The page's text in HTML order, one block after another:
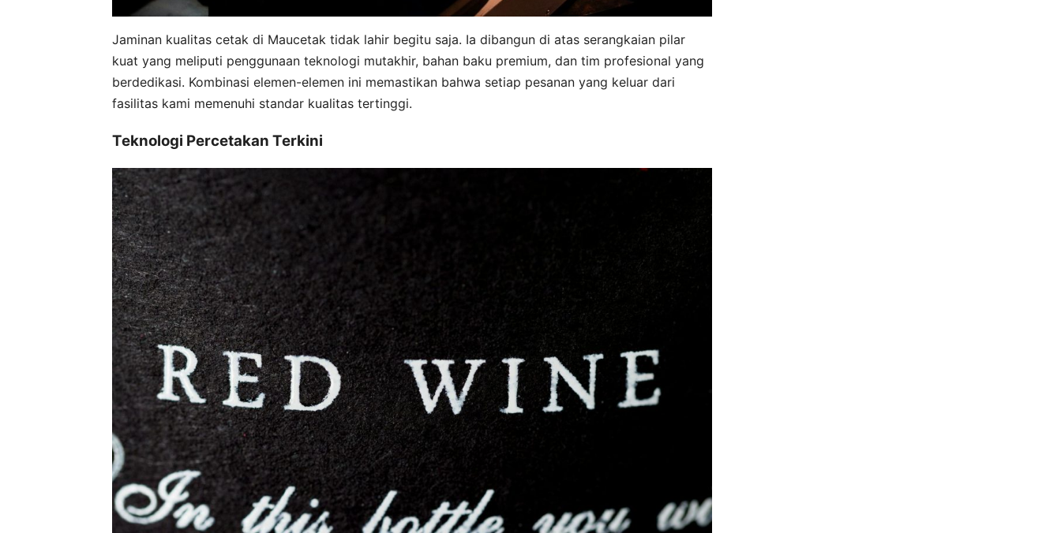
Jaminan kualitas cetak di Maucetak tidak lahir begitu saja. Ia dibangun di atas serangkaian pilar
kuat yang meliputi penggunaan teknologi mutakhir, bahan baku premium, dan tim profesional yang
berdedikasi. Kombinasi elemen-elemen ini memastikan bahwa setiap pesanan yang keluar dari
fasilitas kami memenuhi standar kualitas tertinggi.
Teknologi Percetakan Terkini